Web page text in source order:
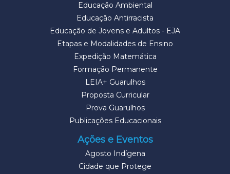
Educação Ambiental
Educação Antirracista
Educação de Jovens e Adultos - EJA
Etapas e Modalidades de Ensino
Expedição Matemática
Formação Permanente
LEIA+ Guarulhos
Proposta Curricular
Prova Guarulhos
Publicações Educacionais
Ações e Eventos
Agosto Indígena
Cidade que Protege